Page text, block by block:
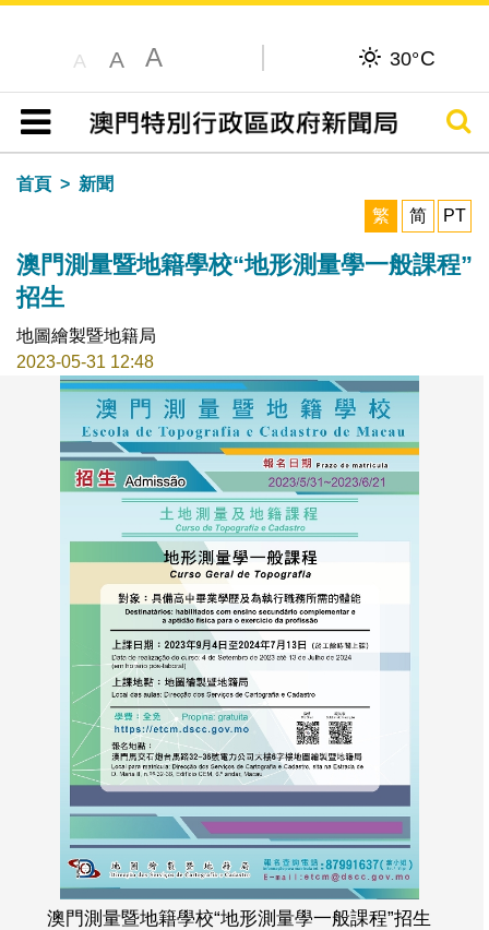
A A A 30°C
目錄
搜尋
首頁
新聞
繁
简 PT
澳門測量暨地籍學校“地形測量學一般課程”
招生
地圖繪製暨地籍局
2023-05-31 12:48
澳門測量暨地籍學校“地形測量學一般課程”招生